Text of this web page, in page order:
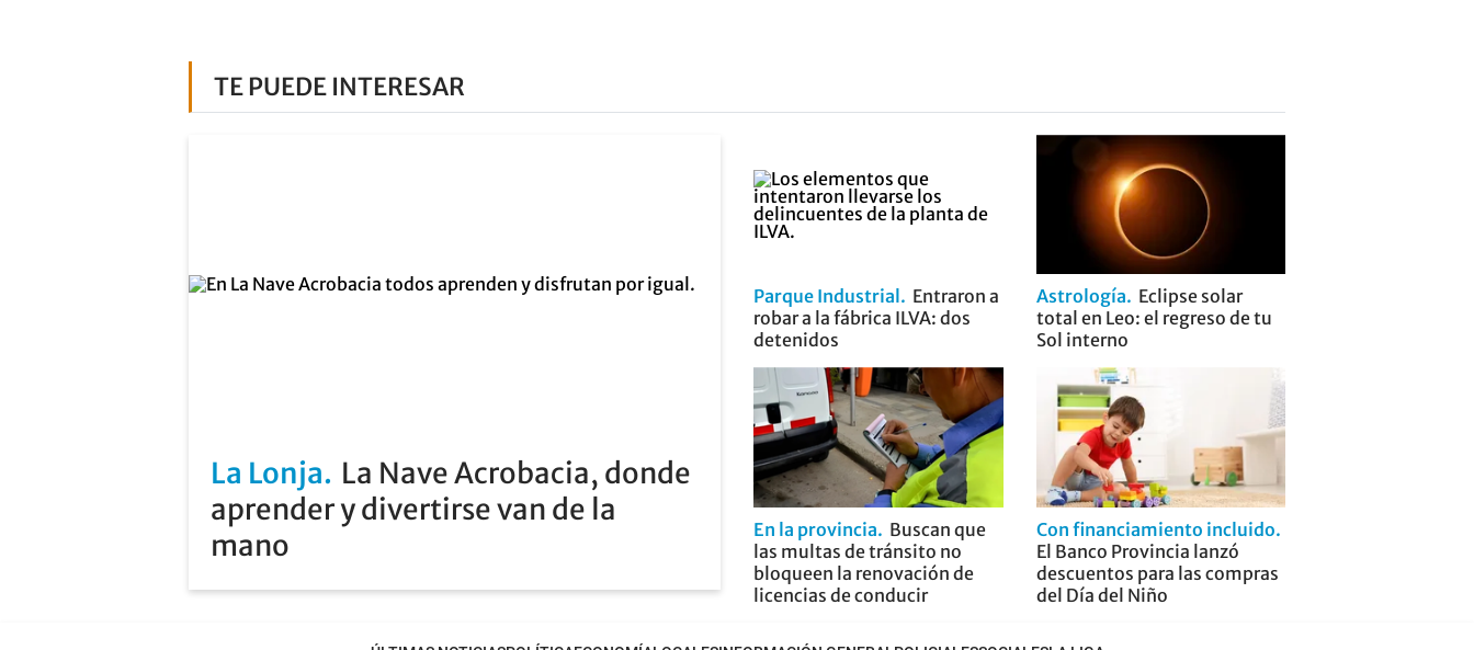
TE PUEDE INTERESAR
La Lonja
La Nave Acrobacia, donde
aprender y divertirse van de la
mano
Parque Industrial
Entraron a
robar a la fábrica ILVA: dos
detenidos
Astrología
Eclipse solar
total en Leo: el regreso de tu
Sol interno
En la provincia
Buscan que
las multas de tránsito no
bloqueen la renovación de
licencias de conducir
Con financiamiento incluido
El Banco Provincia lanzó
descuentos para las compras
del Día del Niño